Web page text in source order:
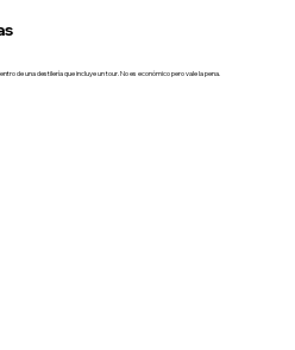
de una destilería que incluye un tour. No es económico pero vale la pena.